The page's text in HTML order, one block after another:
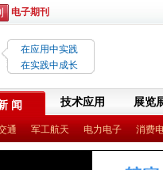
电子期刊
在应用中实践
在实践中成长
闻 技术应用 展览
通 军工航天 电力电子 消费